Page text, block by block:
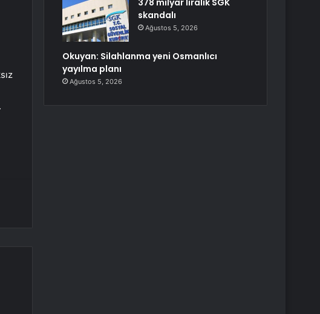
378 milyar liralık SGK
skandalı
Ağustos 5, 2026
Okuyan: Silahlanma yeni Osmanlıcı
yayılma planı
Ağustos 5, 2026